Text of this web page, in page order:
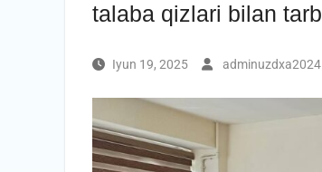
talaba qizlari bilan
Iyun 19, 2025 adminuzdxa2024